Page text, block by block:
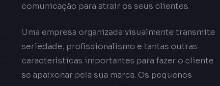
comunicação para atrair os seus clientes.
Uma empresa organizada visualmente transmite
seriedade, profissionalismo e tantas outras
características importantes para fazer o cliente
se apaixonar pela sua marca. Os pequenos